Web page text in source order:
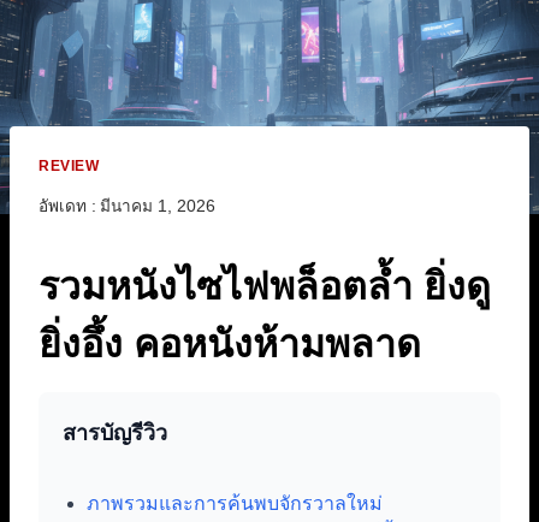
REVIEW
อัพเดท : มีนาคม 1, 2026
รวมหนังไซไฟพล็อตล้ำ ยิ่งดู
ยิ่งอึ้ง คอหนังห้ามพลาด
สารบัญรีวิว
ภาพรวมและการค้นพบจักรวาลใหม่